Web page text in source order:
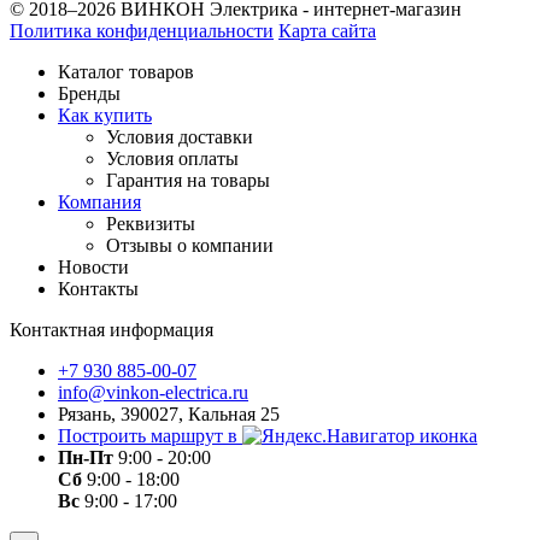
© 2018–2026 ВИНКОН Электрика - интернет-магазин
Политика конфиденциальности Карта сайта
Каталог товаров
Бренды
Как купить
Условия доставки
Условия оплаты
Гарантия на товары
Компания
Реквизиты
Отзывы о компании
Новости
Контакты
Контактная информация
+7 930 885-00-07
info@vinkon-electrica.ru
Рязань, 390027, Кальная 25
Построить маршрут в
Пн-Пт 9:00 - 20:00
Сб 9:00 - 18:00
Вс 9:00 - 17:00